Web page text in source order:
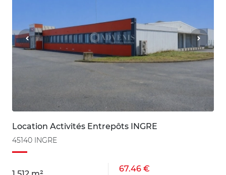
Location Activités Entrepôts INGRE
45140 INGRE
67.46 €